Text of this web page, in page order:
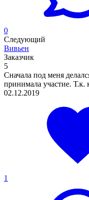
0
Следующий
Вивьен
Заказчик
5
Сначала под меня
принимала участие. Т.к.
02.12.2019
1